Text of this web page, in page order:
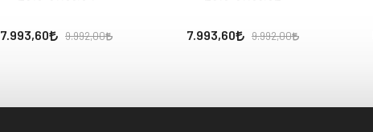
7.993,60 9.992,00 7.993,60 9.992,00